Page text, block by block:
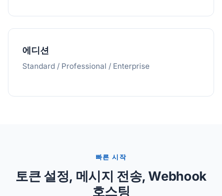
에디션
Standard / Professional / Enterprise
빠른 시작
토큰 설정, 메시지 전송, Webhook
호스팅